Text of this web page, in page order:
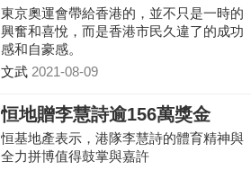
東京奧運會帶給香港的，並不只是一時的
興奮和喜悅，而是香港市民久違了的成功
感和自豪感。
文武 2021-08-09
恒地贈李慧詩逾156萬獎金
恒基地產表示，港隊李慧詩的體育精神與
全力拼博值得鼓掌與嘉許